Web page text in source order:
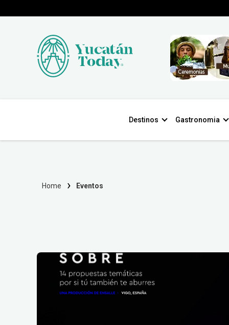
Destinos Gastronomia
Home Eventos